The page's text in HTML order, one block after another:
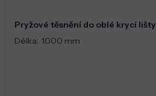
Pryžové těsnění do oblé krycí lišty
Délka: 1000 mm